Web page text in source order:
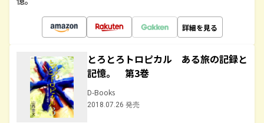
詳細を見る
とろとろトロピカル ある旅の記録と
記憶。 第3巻
D-Books
2018.07.26 発売